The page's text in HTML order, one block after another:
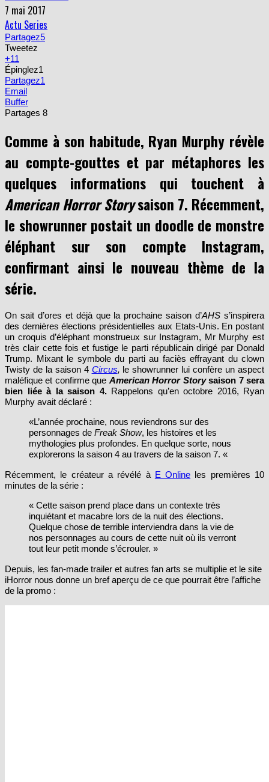
7 mai 2017
Actu Series
Partagez5
Tweetez
+11
Épinglez1
Partagez1
Email
Buffer
Partages 8
Comme à son habitude, Ryan Murphy révèle
au compte-gouttes et par métaphores les
quelques informations qui touchent à
American Horror Storysaison 7. Récemment,
le showrunner postait un doodle de monstre
éléphant sur son compte Instagram,
confirmant ainsi le nouveau thème de la
série.
On sait d’ores et déjà que la prochaine saison d’AHS s’inspirera
des dernières élections présidentielles aux Etats-Unis. En postant
un croquis d’éléphant monstrueux sur Instagram, Mr Murphy est
très clair cette fois et fustige le parti républicain dirigé par Donald
Trump. Mixant le symbole du parti au faciès effrayant du clown
Twisty de la saison 4 Circus, le showrunner lui confère un aspect
maléfique et confirme que American Horror Storysaison 7 sera
bien liée à la saison 4.Rappelons qu’en octobre 2016, Ryan
Murphy avait déclaré :
«L’année prochaine, nous reviendrons sur des
personnages de Freak Show, les histoires et les
mythologies plus profondes. En quelque sorte, nous
explorerons la saison 4 au travers de la saison 7. «
Récemment, le créateur a révélé à E Online les premières 10
minutes de la série :
« Cette saison prend place dans un contexte très
inquiétant et macabre lors de la nuit des élections.
Quelque chose de terrible interviendra dans la vie de
nos personnages au cours de cette nuit où ils verront
tout leur petit monde s’écrouler. »
Depuis, les fan-made trailer et autres fan arts se multiplie et le site
iHorror nous donne un bref aperçu de ce que pourrait être l’affiche
de la promo :